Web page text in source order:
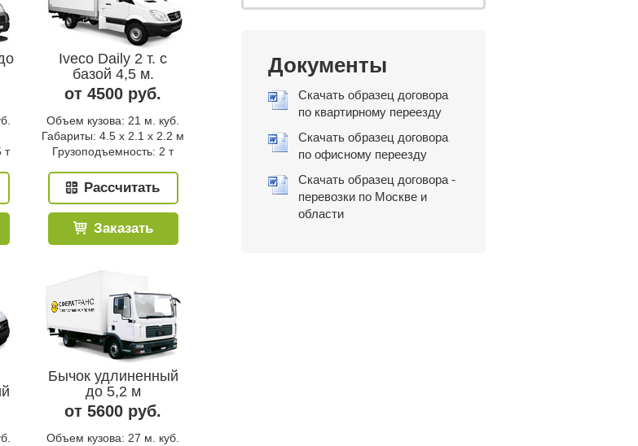
т
Iveco Daily 2 т. с
базой 4,5 м.
от 4500 руб.
Объем кузова: 21 м. куб.
Габариты: 4.5 x 2.1 x 2.2 м
Грузоподъемность: 2 т
Рассчитать
Заказать
Бычок удлиненный
до 5,2 м
от 5600 руб.
Объем кузова: 27 м. куб.
Документы
Скачать образец договора
по квартирному переезду
Скачать образец договора
по офисному переезду
Скачать образец договора -
перевозки по Москве и
области